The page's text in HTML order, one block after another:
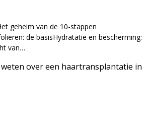
geheim van de 10-stappen
de basisHydratatie en bescherming:
van…